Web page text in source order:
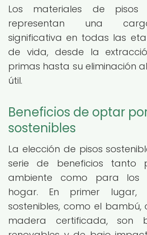
Los materiales de pisos
representan una
significativa en todas las
de vida, desde la
primas hasta su eliminación
útil.
Beneficios de optar
sostenibles
La elección de pisos
serie de beneficios tanto
ambiente como para los
hogar. En primer lugar,
sostenibles, como el bambú,
madera certificada, son